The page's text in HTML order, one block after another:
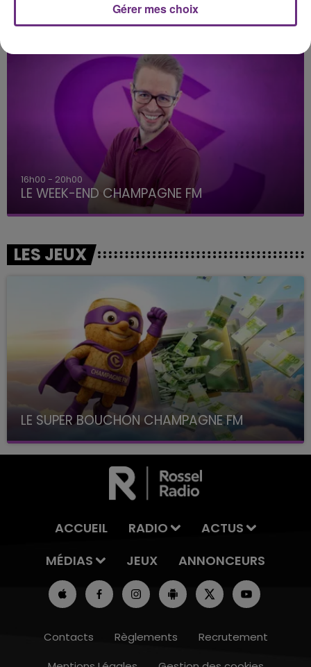
A L'ANTENNE
16h00 - 20h00
LE WEEK-END CHAMPAGNE FM
LES JEUX
LE SUPER BOUCHON CHAMPAGNE FM
avec La Famille Champagne FM, à 8H10
ACCUEIL RADIO
ACTUS
MÉDIAS
JEUX ANNONCEURS
Contacts Règlements
Recrutement
Gérer mes choix